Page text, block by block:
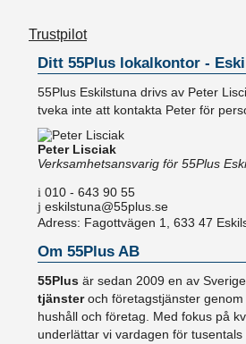
Trustpilot
Ditt 55Plus lokalkontor -
55Plus Eskilstuna drivs av Peter
tveka inte att kontakta Peter för
Peter Lisciak
Verksamhetsansvarig för 55Plus
010 - 643 90 55
eskilstuna@55plus.se
Adress: Fagottvägen 1, 633 47
Om 55Plus AB
55Plus är sedan 2009 en av
tjänsteroch företagstjänster
hushåll och företag. Med fokus på
underlättar vi vardagen för